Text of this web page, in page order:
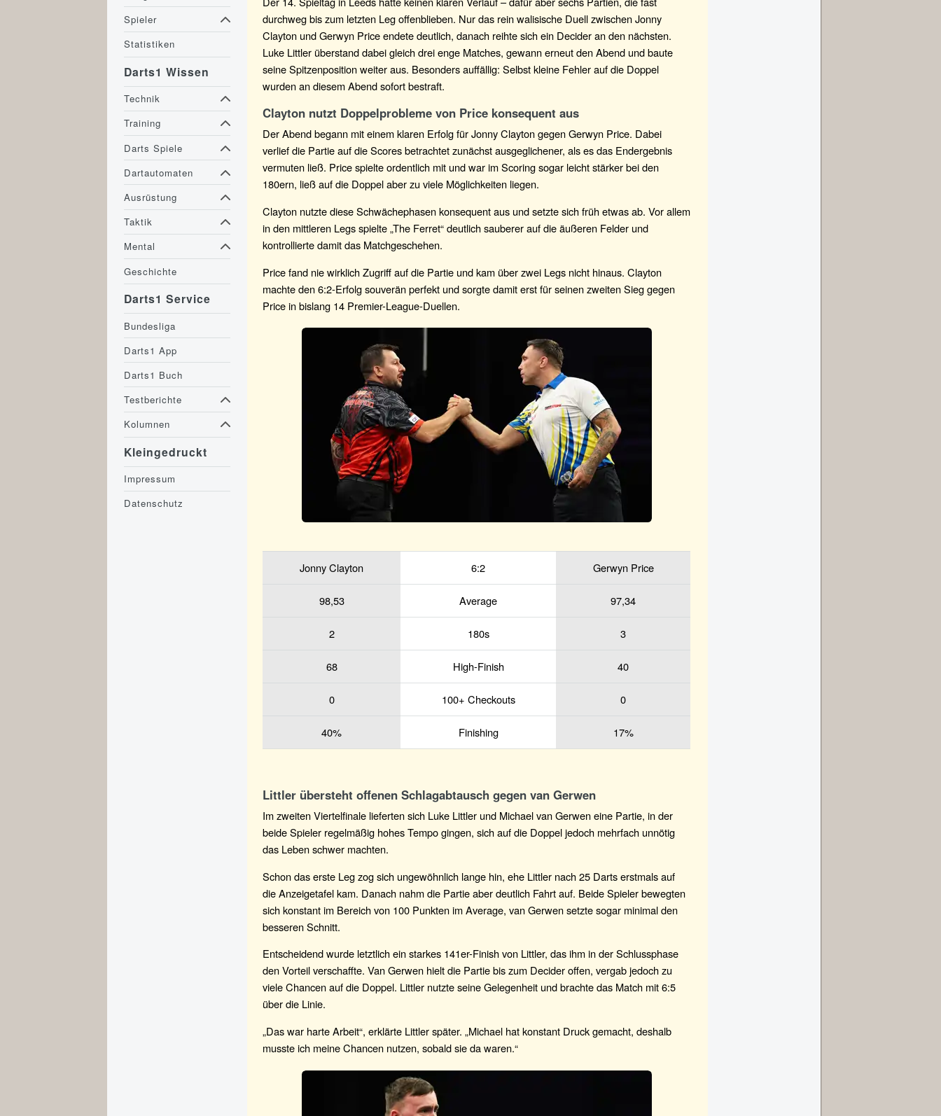
durchweg bis zum letzten Leg offenblieben. Nur das rein walisische Duell zwischen Jonny
Clayton und Gerwyn Price endete deutlich, danach reihte sich ein Decider an den nächsten.
Luke Littler überstand dabei gleich drei enge Matches, gewann erneut den Abend und baute
seine Spitzenposition weiter aus. Besonders auffällig: Selbst kleine Fehler auf die Doppel
wurden an diesem Abend sofort bestraft.
Clayton nutzt Doppelprobleme von Price konsequent aus
Der Abend begann mit einem klaren Erfolg für Jonny Clayton gegen Gerwyn Price. Dabei
verlief die Partie auf die Scores betrachtet zunächst ausgeglichener, als es das Endergebnis
vermuten ließ. Price spielte ordentlich mit und war im Scoring sogar leicht stärker bei den
180ern, ließ auf die Doppel aber zu viele Möglichkeiten liegen.
Clayton nutzte diese Schwächephasen konsequent aus und setzte sich früh etwas ab. Vor allem
in den mittleren Legs spielte „The Ferret“ deutlich sauberer auf die äußeren Felder und
kontrollierte damit das Matchgeschehen.
Price fand nie wirklich Zugriff auf die Partie und kam über zwei Legs nicht hinaus. Clayton
machte den 6:2-Erfolg souverän perfekt und sorgte damit erst für seinen zweiten Sieg gegen
Price in bislang 14 Premier-League-Duellen.
Jonny Clayton 6:2 Gerwyn Price
98,53 Average 97,34
2 180s 3
68 High-Finish 40
0 100+ Checkouts 0
40% Finishing 17%
Littler übersteht offenen Schlagabtausch gegen van Gerwen
Im zweiten Viertelfinale lieferten sich Luke Littler und Michael van Gerwen eine Partie, in der
beide Spieler regelmäßig hohes Tempo gingen, sich auf die Doppel jedoch mehrfach unnötig
das Leben schwer machten.
Schon das erste Leg zog sich ungewöhnlich lange hin, ehe Littler nach 25 Darts erstmals auf
die Anzeigetafel kam. Danach nahm die Partie aber deutlich Fahrt auf. Beide Spieler bewegten
sich konstant im Bereich von 100 Punkten im Average, van Gerwen setzte sogar minimal den
besseren Schnitt.
Entscheidend wurde letztlich ein starkes 141er-Finish von Littler, das ihm in der Schlussphase
den Vorteil verschaffte. Van Gerwen hielt die Partie bis zum Decider offen, vergab jedoch zu
viele Chancen auf die Doppel. Littler nutzte seine Gelegenheit und brachte das Match mit 6:5
über die Linie.
„Das war harte Arbeit“, erklärte Littler später. „Michael hat konstant Druck gemacht, deshalb
musste ich meine Chancen nutzen, sobald sie da waren.“
Spieler
Statistiken
Darts1 Wissen
Technik
Training
Darts Spiele
Dartautomaten
Ausrüstung
Taktik
Mental
Geschichte
Darts1 Service
Bundesliga
Darts1 App
Darts1 Buch
Testberichte
Kolumnen
Kleingedruckt
Impressum
Datenschutz